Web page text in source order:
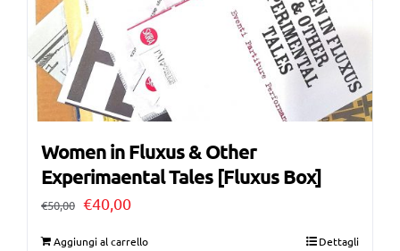
Women in Fluxus & Other
Experimaental Tales [Fluxus Box]
€50,00 Il
€40,00Il
Aggiungi al carrello Dettagli